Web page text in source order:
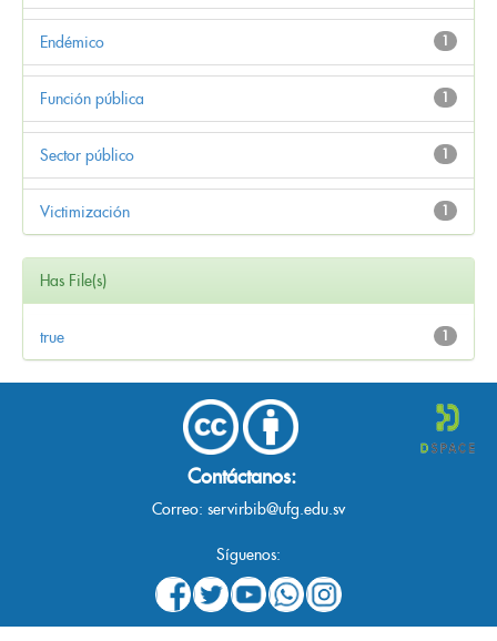
1
Endémico
1
Función pública
1
Sector público
1
Victimización
Has File(s)
1
true
Contáctanos:
Correo: servirbib@ufg.edu.sv
Síguenos: